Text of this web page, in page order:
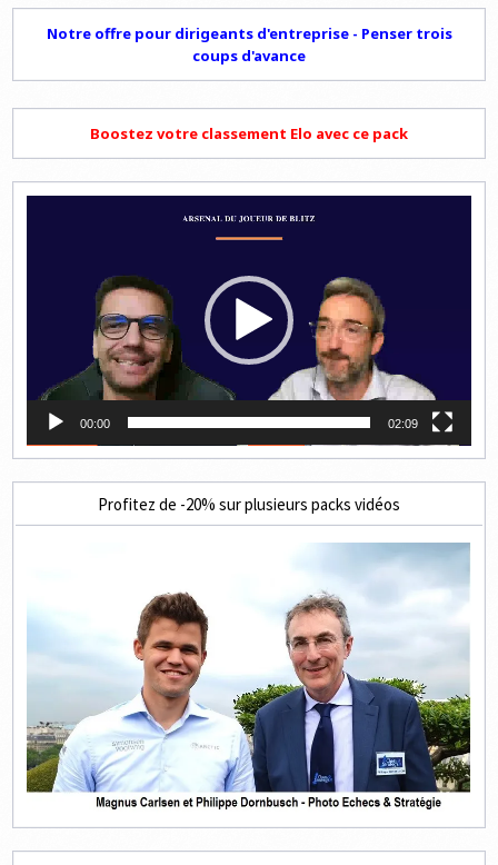
Notre offre pour dirigeants d'entreprise - Penser trois
coups d'avance
Boostez votre classement Elo avec ce pack
00:00 02:09
Profitez de -20% sur plusieurs packs vidéos